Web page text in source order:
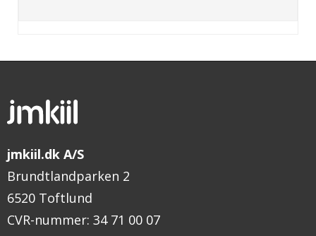
jmkiil.dk A/S
Brundtlandparken 2
6520 Toftlund
CVR-nummer: 34 71 00 07